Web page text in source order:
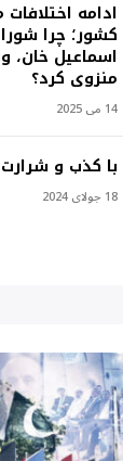
ادامه
کشور؛ چرا
اسماعیل خان،
منزوی کرد؟
14 می 2025
با کذب و
18 جولای 2024